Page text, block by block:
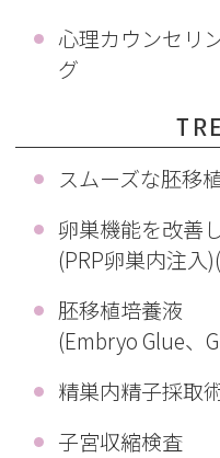
心理カウンセリ
グ
スムーズな胚移
卵巣機能を改善
(PRP卵巣内注入
胚移植培養液
(Embryo Glue、
精巣内精子採取
子宮収縮検査